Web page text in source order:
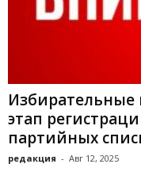
этап
партийных
редакция - Авг 12, 2025